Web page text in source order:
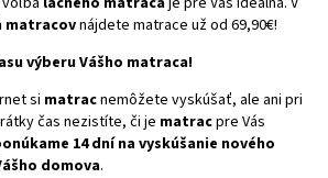
matracovnájdete matrace už od 69,90€!
výberu Vášho matraca!
si matracnemôžete vyskúšať, ale ani pri
čas nezistíte, či je matracpre Vás
14 dní na vyskúšanie nového
domova.